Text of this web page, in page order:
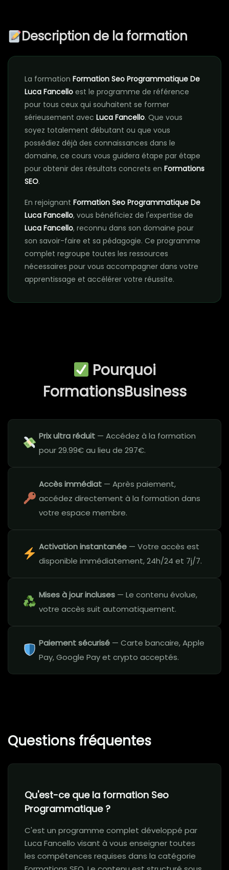
Description de la formation
La formation Formation Seo Programmatique De
Luca Fancello est le programme de référence
pour tous ceux qui souhaitent se former
sérieusement avec Luca Fancello. Que vous
soyez totalement débutant ou que vous
possédiez déjà des connaissances dans le
domaine, ce cours vous guidera étape par étape
pour obtenir des résultats concrets en Formations
SEO.
En rejoignant Formation Seo Programmatique De
Luca Fancello, vous bénéficiez de l'expertise de
Luca Fancello, reconnu dans son domaine pour
son savoir-faire et sa pédagogie. Ce programme
complet regroupe toutes les ressources
nécessaires pour vous accompagner dans votre
apprentissage et accélérer votre réussite.
Pourquoi
FormationsBusiness
Prix ultra réduit — Accédez à la formation
pour 29.99€ au lieu de 297€.
Accès immédiat — Après paiement,
accédez directement à la formation dans
votre espace membre.
Activation instantanée — Votre accès est
disponible immédiatement, 24h/24 et 7j/7.
Mises à jour incluses — Le contenu évolue,
votre accès suit automatiquement.
Paiement sécurisé — Carte bancaire, Apple
Pay, Google Pay et crypto acceptés.
Questions fréquentes
Qu'est-ce que la formation Seo
Programmatique ?
C'est un programme complet développé par
Luca Fancello visant à vous enseigner toutes
les compétences requises dans la catégorie